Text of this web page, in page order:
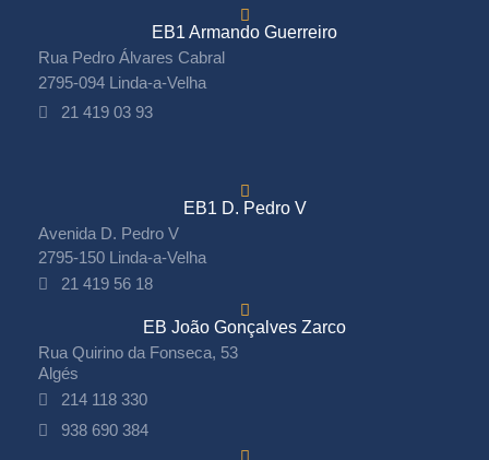
EB1 Armando Guerreiro
Rua Pedro Álvares Cabral
2795-094 Linda-a-Velha
21 419 03 93
EB1 D. Pedro V
Avenida D. Pedro V
2795-150 Linda-a-Velha
21 419 56 18
EB João Gonçalves Zarco
Rua Quirino da Fonseca, 53
Algés
214 118 330
938 690 384